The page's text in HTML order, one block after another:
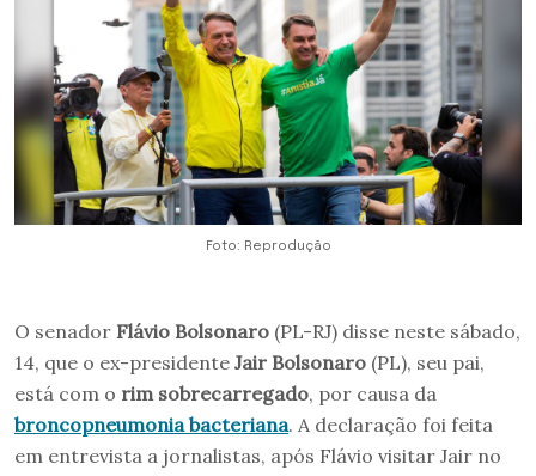
Foto: Reprodução
O senador Flávio Bolsonaro (PL-RJ) disse neste sábado,
14, que o ex-presidente Jair Bolsonaro (PL), seu pai,
está com o rim sobrecarregado, por causa da
broncopneumonia bacteriana. A declaração foi feita
em entrevista a jornalistas, após Flávio visitar Jair no